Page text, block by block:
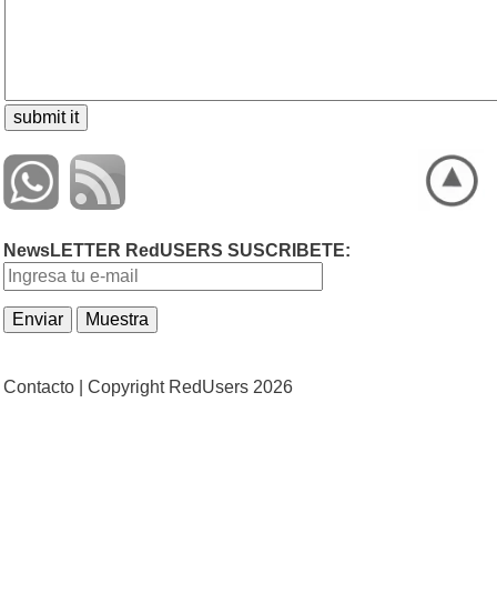
NewsLETTER RedUSERS SUSCRIBETE:
Contacto | Copyright RedUsers 2026